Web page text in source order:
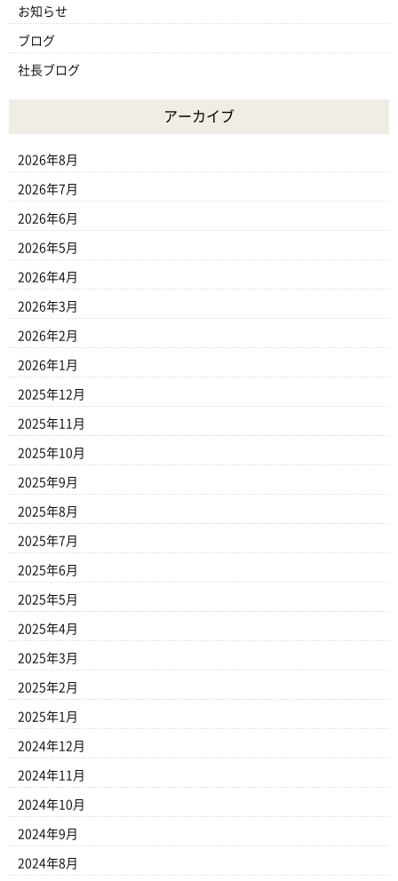
お知らせ
ブログ
社長ブログ
アーカイブ
2026年8月
2026年7月
2026年6月
2026年5月
2026年4月
2026年3月
2026年2月
2026年1月
2025年12月
2025年11月
2025年10月
2025年9月
2025年8月
2025年7月
2025年6月
2025年5月
2025年4月
2025年3月
2025年2月
2025年1月
2024年12月
2024年11月
2024年10月
2024年9月
2024年8月